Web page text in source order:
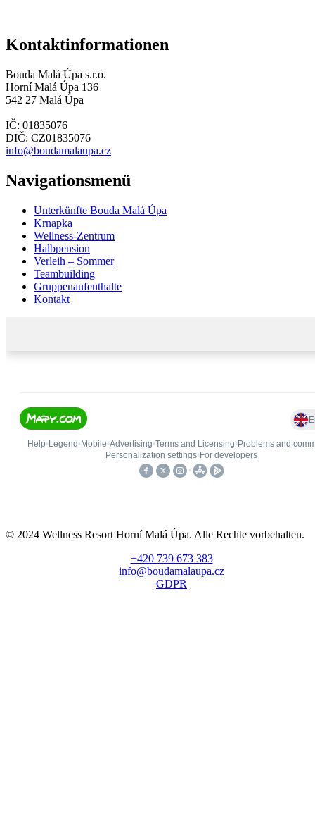
Kontaktinformationen
Bouda Malá Úpa s.r.o.
Horní Malá Úpa 136
542 27 Malá Úpa
IČ: 01835076
DIČ: CZ01835076
info@boudamalaupa.cz
Navigationsmenü
Unterkünfte Bouda Malá Úpa
Krnapka
Wellness-Zentrum
Halbpension
Verleih – Sommer
Teambuilding
Gruppenaufenthalte
Kontakt
© 2024 Wellness Resort Horní Malá Úpa. Alle Rechte vorbehalten.
+420 739 673 383
info@boudamalaupa.cz
GDPR